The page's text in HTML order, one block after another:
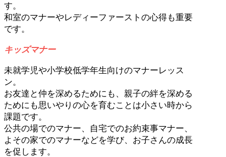
す。
和室のマナーやレディーファーストの心得も重要
です。
キッズマナー
未就学児や小学校低学年生向けのマナーレッス
ン。
お友達と仲を深めるためにも、親子の絆を深める
ためにも思いやりの心を育むことは小さい時から
課題です。
公共の場でのマナー、自宅でのお約束事マナー、
よその家でのマナーなどを学び、お子さんの成長
を促します。